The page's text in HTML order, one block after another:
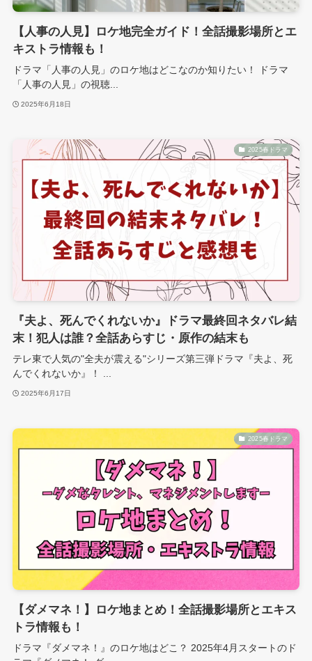
【人事の人見】ロケ地完全ガイド！全話撮影場所とエ
キストラ情報も！
ドラマ「人事の人見」のロケ地はどこなのか知りたい！ ドラマ
「人事の人見」の視聴...
2025年6月18日
2025春ドラマ
『夫よ、死んでくれないか』ドラマ最終回ネタバレ結
末！犯人は誰？全話あらすじ・原作の結末も
テレ東で人気の"全夫が震える"シリーズ第三弾ドラマ『夫よ、死
んでくれないか』！ ...
2025年6月17日
2025春ドラマ
【ダメマネ！】ロケ地まとめ！全話撮影場所とエキス
トラ情報も！
ドラマ『ダメマネ！』のロケ地はどこ？ 2025年4月スタートのド